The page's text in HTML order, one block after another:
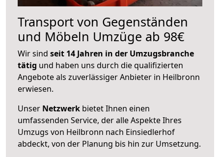
Transport von Gegenständen
und Möbeln Umzüge ab 98€
Wir sind seit 14 Jahren in der Umzugsbranche
tätig und haben uns durch die qualifizierten
Angebote als zuverlässiger Anbieter in Heilbronn
erwiesen.
Unser Netzwerk bietet Ihnen einen
umfassenden Service, der alle Aspekte Ihres
Umzugs von Heilbronn nach Einsiedlerhof
abdeckt, von der Planung bis hin zur Umsetzung.